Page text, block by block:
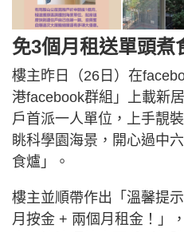
免3個月租送單頭煮
樓主昨日（26日）在
港facebook群組」上載新
戶首派一人單位，上手靚
眺科學園海景，開心過中
食爐」。
樓主並順帶作出「溫馨提
月按金 + 兩個月租金！」